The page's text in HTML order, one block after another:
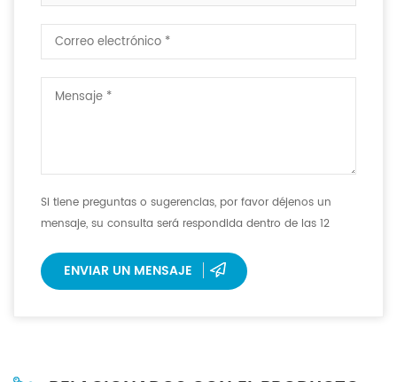
Si tiene preguntas o sugerencias, por favor déjenos un
mensaje, su consulta será respondida dentro de las 12
ENVIAR UN MENSAJE